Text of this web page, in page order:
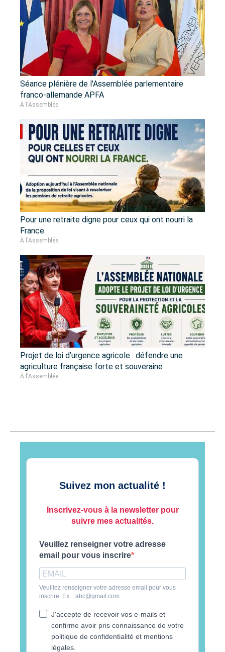
Séance plénière de l'Assemblée parlementaire
franco-allemande APFA
À l'Assemblée
Pour une retraite digne pour ceux qui ont nourri la
France
À l'Assemblée
Projet de loi d’urgence agricole : défendre une
agriculture française forte et souveraine
À l'Assemblée
Suivez mon actualité !
Inscrivez-vous à la newsletter pour
suivre mes actualités.
Veuillez renseigner votre adresse
email pour vous inscrire
Veuillez renseigner votre adresse email pour vous
inscrire. Ex. : abc@gmail.com
J'accepte de recevoir vos e-mails et
confirme avoir pris connaissance de votre
politique de confidentialité et mentions
légales.